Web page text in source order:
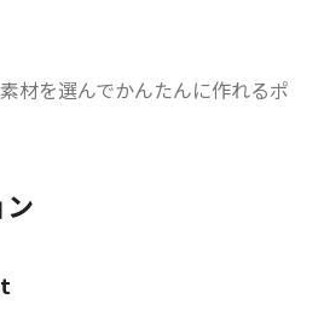
材を選んでかんたんに作れるポ